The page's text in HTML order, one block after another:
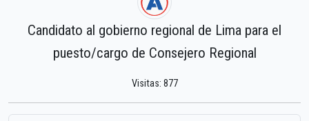
Candidato al gobierno regional de Lima para el
puesto/cargo de Consejero Regional
Visitas: 877